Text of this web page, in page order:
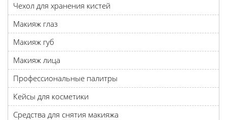
Чехол для хранения кистей
Макияж глаз
Макияж губ
Макияж лица
Профессиональные палитры
Кейсы для косметики
Средства для снятия макияжа